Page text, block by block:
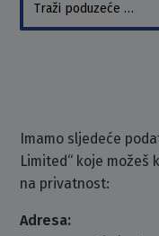
Imamo sljedeće
Limited“ koje možeš
na privatnost:
Adresa: